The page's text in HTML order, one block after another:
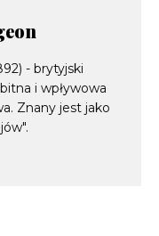
- brytyjski
i wpływowa
Znany jest jako